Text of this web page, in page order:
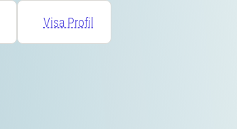
Visa Profil